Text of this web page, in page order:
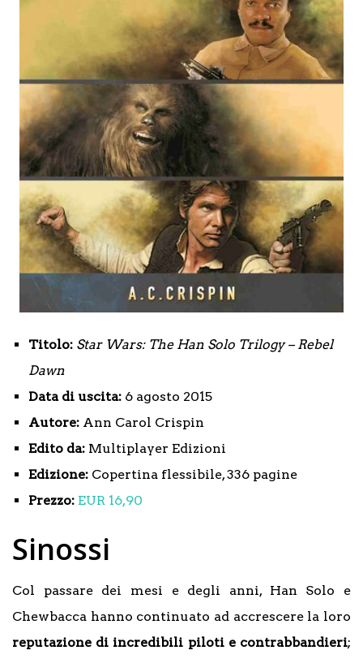
Titolo: Star Wars: The Han Solo Trilogy – Rebel
Dawn
Data di uscita: 6 agosto 2015
Autore: Ann Carol Crispin
Edito da: Multiplayer Edizioni
Edizione: Copertina flessibile, 336 pagine
Prezzo: EUR 16,90
Sinossi
Col passare dei mesi e degli anni, Han Solo e
Chewbacca hanno continuato ad accrescere la loro
reputazione di incredibili piloti e contrabbandieri;